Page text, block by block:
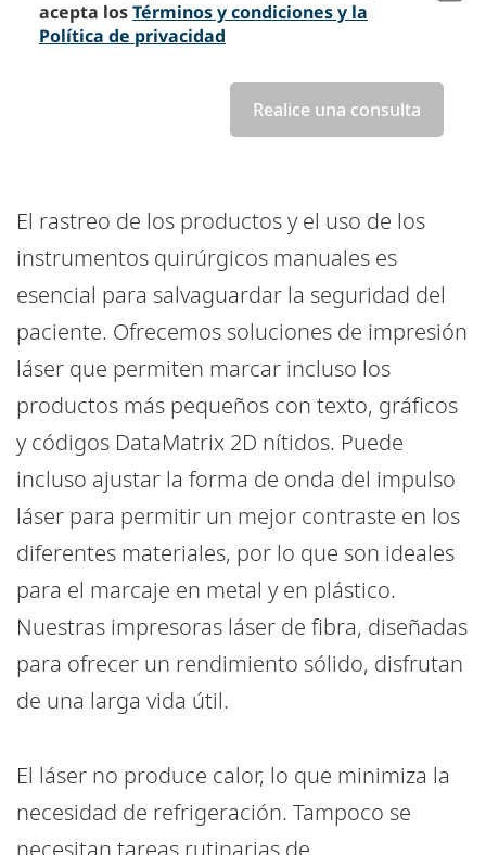
acepta losTérminos y condiciones y la
Política de privacidad
Realice una consulta
El rastreo de los productos y el uso de los
instrumentos quirúrgicos manuales es
esencial para salvaguardar la seguridad del
paciente. Ofrecemos soluciones de impresión
láser que permiten marcar incluso los
productos más pequeños con texto, gráficos
y códigos DataMatrix 2D nítidos. Puede
incluso ajustar la forma de onda del impulso
láser para permitir un mejor contraste en los
diferentes materiales, por lo que son ideales
para el marcaje en metal y en plástico.
Nuestras impresoras láser de fibra, diseñadas
para ofrecer un rendimiento sólido, disfrutan
de una larga vida útil.
El láser no produce calor, lo que minimiza la
necesidad de refrigeración. Tampoco se
necesitan tareas rutinarias de